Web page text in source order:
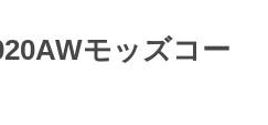
モッズコー